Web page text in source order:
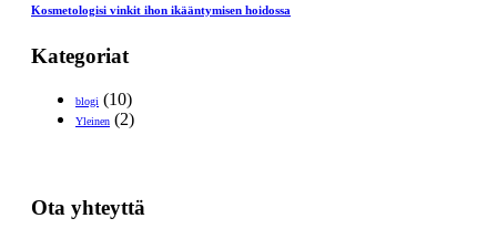
Kosmetologisi vinkit ihon ikääntymisen hoidossa
Kategoriat
blogi (10)
Yleinen (2)
Ota yhteyttä